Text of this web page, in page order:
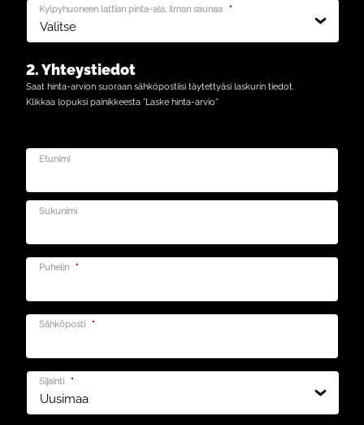
Kylpyhuoneen lattian pinta-ala, ilman saunaa *
2. Yhteystiedot
Saat hinta-arvion suoraan sähköpostiisi täytettyäsi laskurin tiedot.
Klikkaa lopuksi painikkeesta ”Laske hinta-arvio”
Etunimi
Sukunimi
Puhelin *
Sähköposti *
Sijainti *